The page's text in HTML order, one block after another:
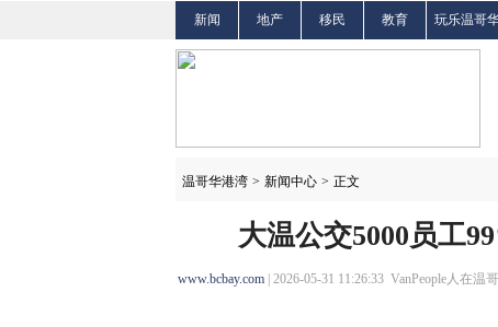
新闻 地产 移民 教育 玩乐温哥
温哥华港湾 > 新闻中心 > 正文
大温公交5000员工
www.bcbay.com | 2026-05-31 11:26:33 VanPeople人在温哥